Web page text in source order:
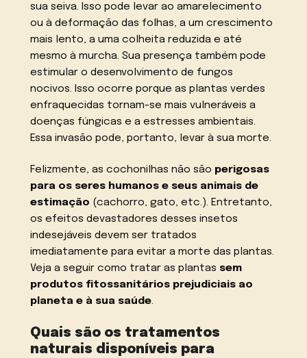
sua seiva. Isso pode levar ao amarelecimento
ou à deformação das folhas, a um crescimento
mais lento, a uma colheita reduzida e até
mesmo à murcha. Sua presença também pode
estimular o desenvolvimento de fungos
nocivos. Isso ocorre porque as plantas verdes
enfraquecidas tornam-se mais vulneráveis a
doenças fúngicas e a estresses ambientais.
Essa invasão pode, portanto, levar à sua morte.
Felizmente, as cochonilhas não são perigosas
para os seres humanos e seus animais de
estimação (cachorro, gato, etc.). Entretanto,
os efeitos devastadores desses insetos
indesejáveis devem ser tratados
imediatamente para evitar a morte das plantas.
Veja a seguir como tratar as plantas sem
produtos fitossanitários prejudiciais ao
planeta e à sua saúde.
Quais são os tratamentos
naturais disponíveis para